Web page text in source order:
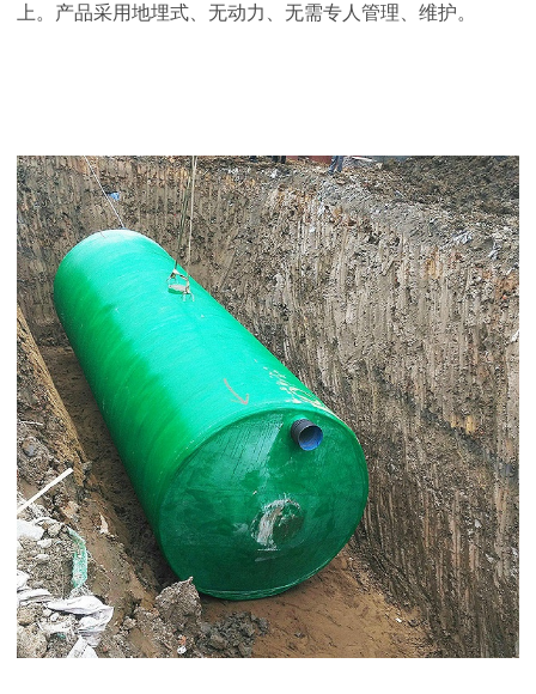
上。产品采用地埋式、无动力、无需专人管理、维护。